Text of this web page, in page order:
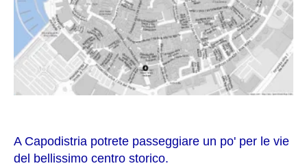
A Capodistria potrete passeggiare un po' per le vie
del bellissimo centro storico.